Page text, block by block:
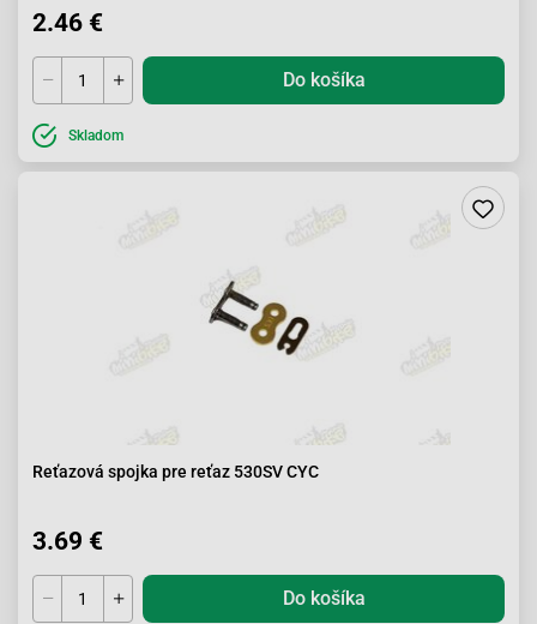
2.46 €
Do košíka
Skladom
Reťazová spojka pre reťaz 530SV CYC
3.69 €
Do košíka